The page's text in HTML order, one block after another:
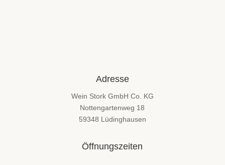
Adresse
Wein Stork GmbH Co. KG
Nottengartenweg 18
59348 Lüdinghausen
Öffnungszeiten